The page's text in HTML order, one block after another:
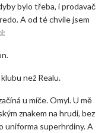
bylo třeba, i prodavač
A od té chvíle jsem
než Realu.
u míče. Omyl. U mě
znakem na hrudi, bez
uniforma superhrdiny. A